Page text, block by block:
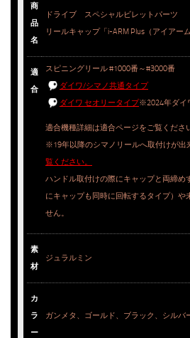
商
品
名
ドライブ スペシャルビレットパーツ
リールキャップ「i-ARM Plus（アイアー
適
合
スピニングリール #1000番～#3000番
ダイワ/シマノ共通タイプ
ダイワ セオリータイプ※2024年ダイ
適合機種詳細は適合ページをご覧くださ
※19年以降のシマノリールへ取付けが出
覧ください。
ハンドル取付けの際にキャップと両締め
にキャップも同時に回転するタイプ）や
せん。
素
材
ジュラルミン
カ
ラ
ー
ガンメタ、ゴールド、ブラック、シルバ